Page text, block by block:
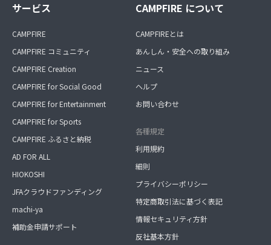
サービス
CAMPFIRE
CAMPFIRE コミュニティ
CAMPFIRE Creation
CAMPFIRE for Social Good
CAMPFIRE for Entertainment
CAMPFIRE for Sports
CAMPFIRE ふるさと納税
AD FOR ALL
HIOKOSHI
JFAクラウドファンディング
machi-ya
補助金申請サポート
CAMPFIRE について
CAMPFIREとは
あんしん・安全への取り組み
ニュース
ヘルプ
お問い合わせ
各種規定
利用規約
細則
プライバシーポリシー
特定商取引法に基づく表記
情報セキュリティ方針
反社基本方針